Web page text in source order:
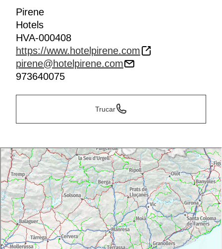
Pirene
Hotels
HVA-000408
https://www.hotelpirene.com
pirene@hotelpirene.com
973640075
Trucar